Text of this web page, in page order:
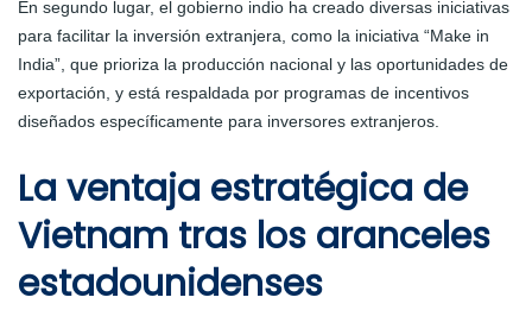
En segundo lugar, el gobierno indio ha creado diversas iniciativas
para facilitar la inversión extranjera, como la iniciativa “Make in
India”, que prioriza la producción nacional y las oportunidades de
exportación, y está respaldada por programas de incentivos
diseñados específicamente para inversores extranjeros.
La ventaja estratégica de
Vietnam tras los aranceles
estadounidenses